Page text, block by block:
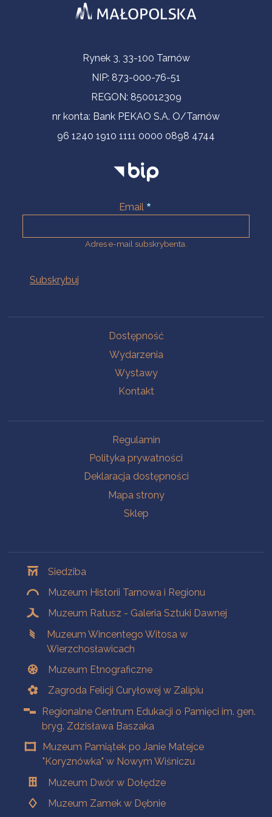
Informacje kontaktoweRynek 3, 33-100 Tarnów
NIP: 873-000-76-51
REGON: 850012309
nr konta: Bank PEKAO S.A. O/Tarnów
96 1240 1910 1111 0000 0898 4744
Email
Adres e-mail subskrybenta.
Dostępność
Wydarzenia
Wystawy
Kontakt
Regulamin
Polityka prywatności
Deklaracja dostępności
Mapa strony
Sklep
Siedziba
Muzeum Historii Tarnowa i Regionu
Muzeum Ratusz - Galeria Sztuki Dawnej
Muzeum Wincentego Witosa w
Wierzchosławicach
Muzeum Etnograficzne
Zagroda Felicji Curyłowej w Zalipiu
Regionalne Centrum Edukacji o Pamięci im. gen.
bryg. Zdzisława Baszaka
Muzeum Pamiątek po Janie Matejce
"Koryznówka" w Nowym Wiśniczu
Muzeum Dwór w Dołędze
Muzeum Zamek w Dębnie